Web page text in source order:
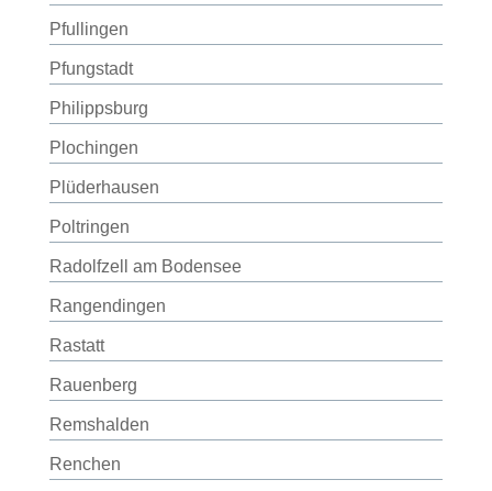
Pfullingen
Pfungstadt
Philippsburg
Plochingen
Plüderhausen
Poltringen
Radolfzell am Bodensee
Rangendingen
Rastatt
Rauenberg
Remshalden
Renchen